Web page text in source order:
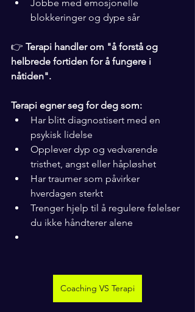
Jobbe med emosjonelle
blokkeringer og dype sår
👉 Terapi handler om "å forstå og
helbrede fortiden for å fungere i
nåtiden".
Terapi egner seg for deg som:
Har blitt diagnostisert med en
psykisk lidelse
Opplever dyp og vedvarende
tristhet, angst eller håpløshet
Har traumer som påvirker
hverdagen sterkt
Trenger hjelp til å regulere følelser
du ikke håndterer alene
Coaching VS Terapi